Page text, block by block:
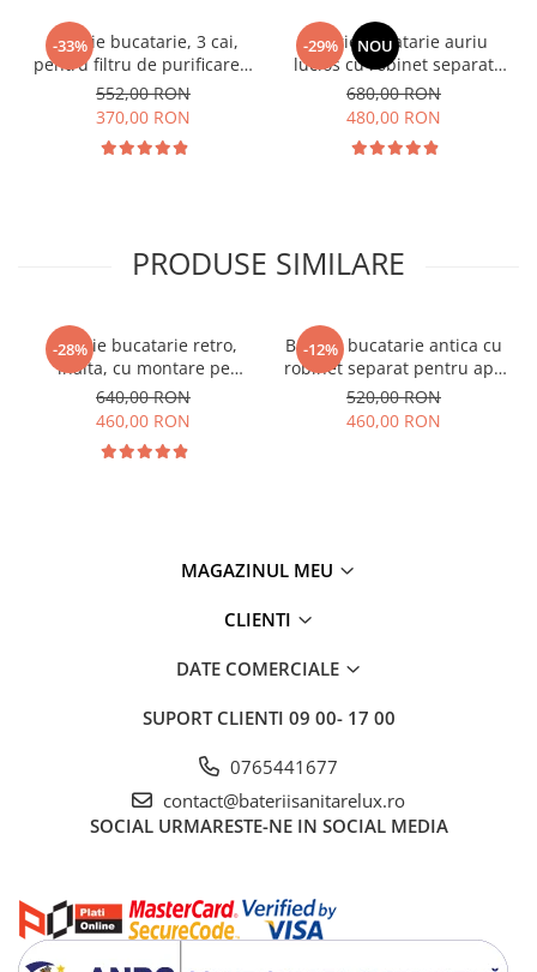
-33%
Baterie bucatarie, 3 cai,
pentru filtru de purificare a
apei
552,00 RON
370,00 RON
-29% NOU
Baterie bucatarie auriu
lucios cu robinet separat
pentru apa potabila
680,00 RON
480,00 RON
PRODUSE SIMILARE
-28%
Baterie bucatarie retro,
inalta, cu montare pe
chiuveta sau blat
640,00 RON
460,00 RON
-12%
Baterie bucatarie antica cu
robinet separat pentru apa
potabila, Nova antique
520,00 RON
460,00 RON
MAGAZINUL MEU
CLIENTI
DATE COMERCIALE
SUPORT CLIENTI 09 00- 17 00
0765441677
contact@bateriisanitarelux.ro
SOCIAL URMARESTE-NE IN SOCIAL MEDIA